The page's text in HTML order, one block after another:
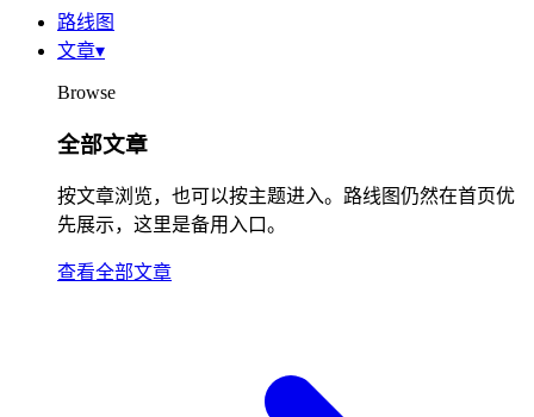
路线图
文章▾
Browse
全部文章
按文章浏览，也可以按主题进入。路线图仍然在首页优
先展示，这里是备用入口。
查看全部文章